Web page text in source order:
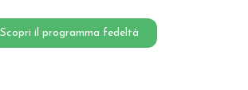
Scopri il programma fedeltà
Pannolini